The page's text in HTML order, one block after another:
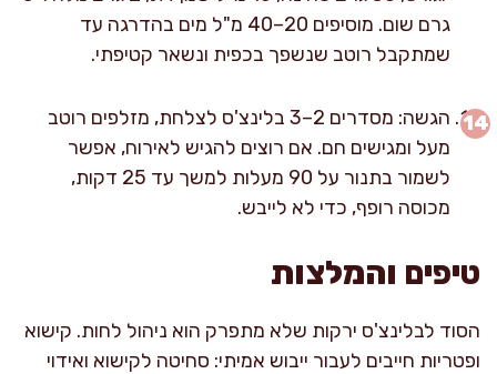
גרם שום. מוסיפים 20–40 מ"ל מים בהדרגה עד
שמתקבל רוטב שנשפך בכפית ונשאר קטיפתי.
הגשה: מסדרים 2–3 בלינצ'ס לצלחת, מזלפים רוטב
מעל ומגישים חם. אם רוצים להגיש לאירוח, אפשר
לשמור בתנור על 90 מעלות למשך עד 25 דקות,
מכוסה רופף, כדי לא לייבש.
טיפים והמלצות
הסוד לבלינצ'ס ירקות שלא מתפרק הוא ניהול לחות. קישוא
ופטריות חייבים לעבור ייבוש אמיתי: סחיטה לקישוא ואידוי